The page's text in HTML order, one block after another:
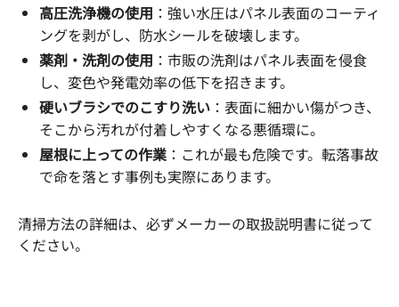
高圧洗浄機の使用 ：強い水圧はパネル表面のコーティ
ングを剥がし、防水シールを破壊します。
薬剤・洗剤の使用 ：市販の洗剤はパネル表面を侵食
し、変色や発電効率の低下を招きます。
硬いブラシでのこすり洗い ：表面に細かい傷がつき、
そこから汚れが付着しやすくなる悪循環に。
屋根に上っての作業 ：これが最も危険です。転落事故
で命を落とす事例も実際にあります。
清掃方法の詳細は、必ずメーカーの取扱説明書に従って
ください。